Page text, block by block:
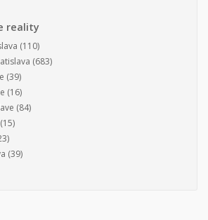
reality
(110)
(683)
(39)
(16)
(84)
(15)
(39)